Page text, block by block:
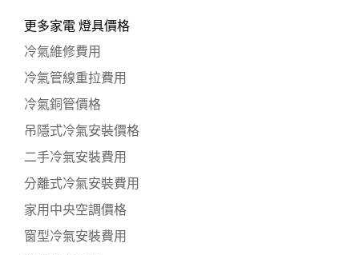
更多家電 燈具價格
冷氣維修費用
冷氣管線重拉費用
冷氣銅管價格
吊隱式冷氣安裝價格
二手冷氣安裝費用
分離式冷氣安裝費用
家用中央空調價格
窗型冷氣安裝費用